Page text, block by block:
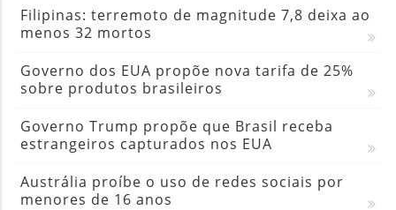
Filipinas: terremoto de magnitude 7,8 deixa ao
menos 32 mortos
Governo dos EUA propõe nova tarifa de 25%
sobre produtos brasileiros
Governo Trump propõe que Brasil receba
estrangeiros capturados nos EUA
Austrália proíbe o uso de redes sociais por
menores de 16 anos